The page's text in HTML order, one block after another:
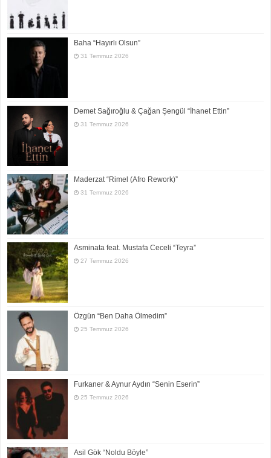
Baha “Hayırlı Olsun”
31 Temmuz 2026
Demet Sağıroğlu & Çağan Şengül “İhanet Ettin”
31 Temmuz 2026
Maderzat “Rimel (Afro Rework)”
31 Temmuz 2026
Asminata feat. Mustafa Ceceli “Teyra”
27 Temmuz 2026
Özgün “Ben Daha Ölmedim”
25 Temmuz 2026
Furkaner & Aynur Aydın “Senin Eserin”
25 Temmuz 2026
Asil Gök “Noldu Böyle”